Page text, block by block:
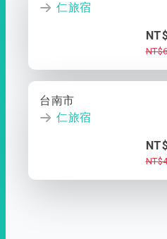
仁旅宿
台南市
仁旅宿